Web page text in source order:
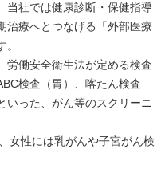
当社では健康診断・保健指導
治療へとつなげる「外部医療
労働安全衛生法が定める検査
検査（胃）、喀たん検査
いった、がん等のスクリーニ
女性には乳がんや子宮がん検